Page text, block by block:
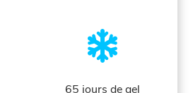
65 jours de gel